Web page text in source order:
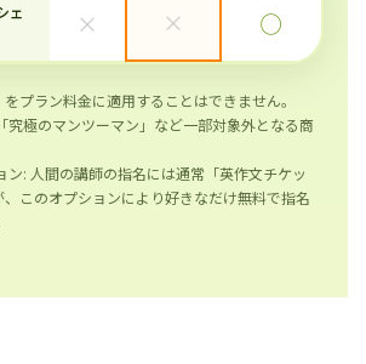
ェ
× × ◯
プラン料金に適用することはできません。
極のマンツーマン」など一部対象外となる商
: 人間の講師の指名には通常「英作文チケッ
、このオプションにより好きなだけ無料で指名